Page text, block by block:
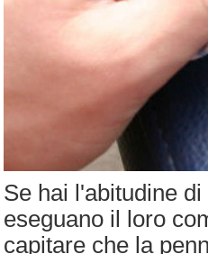
Se hai l'abitudine
eseguano il loro
capitare che la